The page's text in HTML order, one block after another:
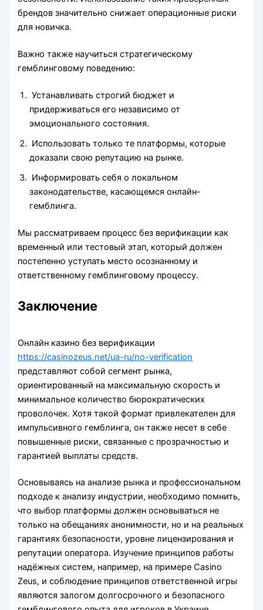
брендов значительно снижает операционные риски
для новичка.
Важно также научиться стратегическому
гемблинговому поведению:
Устанавливать строгий бюджет и
придерживаться его независимо от
эмоционального состояния.
Использовать только те платформы, которые
доказали свою репутацию на рынке.
Информировать себя о локальном
законодательстве, касающемся онлайн-
гемблинга.
Мы рассматриваем процесс без верификации как
временный или тестовый этап, который должен
постепенно уступать место осознанному и
ответственному гемблинговому процессу.
Заключение
Онлайн казино без верификации
https://casinozeus.net/ua-ru/no-verification
представляют собой сегмент рынка,
ориентированный на максимальную скорость и
минимальное количество бюрократических
проволочек. Хотя такой формат привлекателен для
импульсивного гемблинга, он также несет в себе
повышенные риски, связанные с прозрачностью и
гарантией выплаты средств.
Основываясь на анализе рынка и профессиональном
подходе к анализу индустрии, необходимо помнить,
что выбор платформы должен основываться не
только на обещаниях анонимности, но и на реальных
гарантиях безопасности, уровне лицензирования и
репутации оператора. Изучение принципов работы
надёжных систем, например, на примере Casino
Zeus, и соблюдение принципов ответственной игры
являются залогом долгосрочного и безопасного